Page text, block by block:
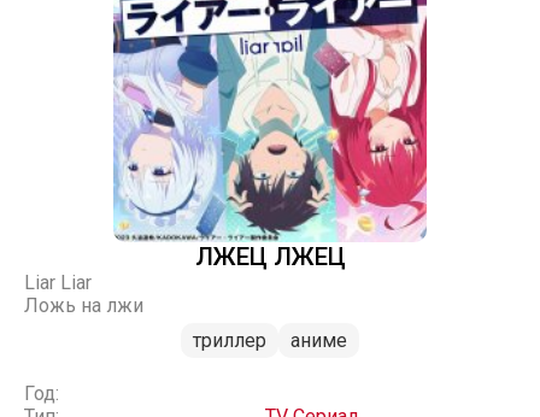
ЛЖЕЦ ЛЖЕЦ
Liar Liar
Ложь на лжи
триллер
аниме
Год: